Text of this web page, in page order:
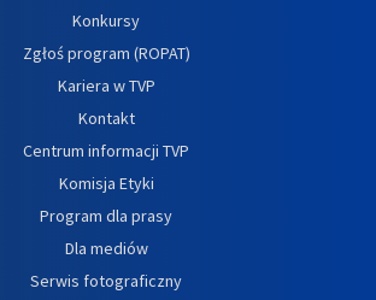
Konkursy
Zgłoś program (ROPAT)
Kariera w TVP
Kontakt
Centrum informacji TVP
Komisja Etyki
Program dla prasy
Dla mediów
Serwis fotograficzny